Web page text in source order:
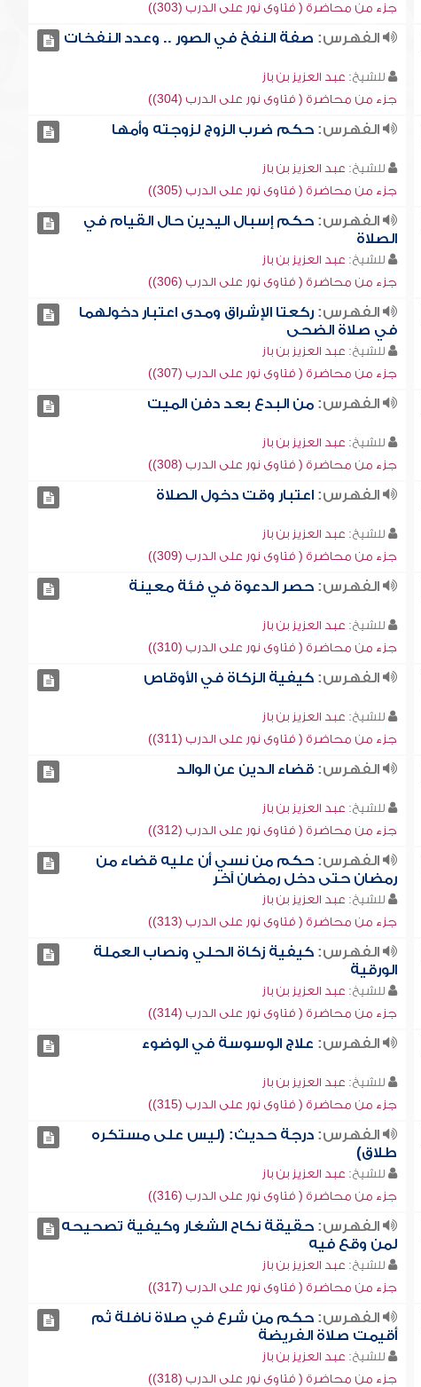
جزء من محاضرة ( فتاوى نور على الدرب (303))
الفهرس: صفة النفخ في الصور .. وعدد النفخات
للشيخ: عبد العزيز بن باز
جزء من محاضرة ( فتاوى نور على الدرب (304))
الفهرس: حكم ضرب الزوج لزوجته وأمها
للشيخ: عبد العزيز بن باز
جزء من محاضرة ( فتاوى نور على الدرب (305))
الفهرس: حكم إسبال اليدين حال القيام في
الصلاة
للشيخ: عبد العزيز بن باز
جزء من محاضرة ( فتاوى نور على الدرب (306))
الفهرس: ركعتا الإشراق ومدى اعتبار دخولهما
في صلاة الضحى
للشيخ: عبد العزيز بن باز
جزء من محاضرة ( فتاوى نور على الدرب (307))
الفهرس: من البدع بعد دفن الميت
للشيخ: عبد العزيز بن باز
جزء من محاضرة ( فتاوى نور على الدرب (308))
الفهرس: اعتبار وقت دخول الصلاة
للشيخ: عبد العزيز بن باز
جزء من محاضرة ( فتاوى نور على الدرب (309))
الفهرس: حصر الدعوة في فئة معينة
للشيخ: عبد العزيز بن باز
جزء من محاضرة ( فتاوى نور على الدرب (310))
الفهرس: كيفية الزكاة في الأوقاص
للشيخ: عبد العزيز بن باز
جزء من محاضرة ( فتاوى نور على الدرب (311))
الفهرس: قضاء الدين عن الوالد
للشيخ: عبد العزيز بن باز
جزء من محاضرة ( فتاوى نور على الدرب (312))
الفهرس: حكم من نسي أن عليه قضاء من
رمضان حتى دخل رمضان آخر
للشيخ: عبد العزيز بن باز
جزء من محاضرة ( فتاوى نور على الدرب (313))
الفهرس: كيفية زكاة الحلي ونصاب العملة
الورقية
للشيخ: عبد العزيز بن باز
جزء من محاضرة ( فتاوى نور على الدرب (314))
الفهرس: علاج الوسوسة في الوضوء
للشيخ: عبد العزيز بن باز
جزء من محاضرة ( فتاوى نور على الدرب (315))
الفهرس: درجة حديث: (ليس على مستكره
طلاق)
للشيخ: عبد العزيز بن باز
جزء من محاضرة ( فتاوى نور على الدرب (316))
الفهرس: حقيقة نكاح الشغار وكيفية تصحيحه
لمن وقع فيه
للشيخ: عبد العزيز بن باز
جزء من محاضرة ( فتاوى نور على الدرب (317))
الفهرس: حكم من شرع في صلاة نافلة ثم
أقيمت صلاة الفريضة
للشيخ: عبد العزيز بن باز
جزء من محاضرة ( فتاوى نور على الدرب (318))